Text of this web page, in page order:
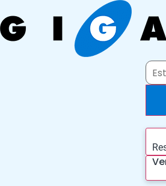
al
contenido